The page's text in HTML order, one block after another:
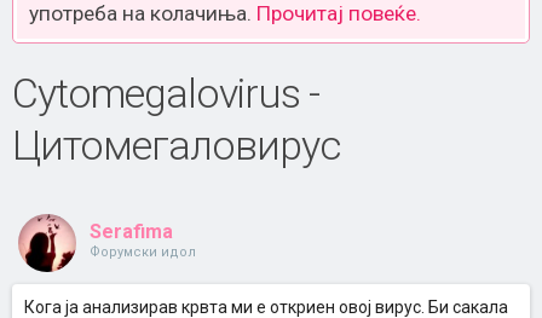
употреба на колачиња. Прочитај повеќе.
Cytomegalovirus -
Цитомегаловирус
Serafima
Форумски идол
Кога ја анализирав крвта ми е откриен овој вирус. Би сакала